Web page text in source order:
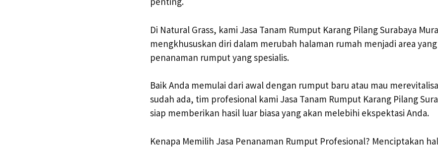
Di Natural Grass, kami Jasa Tanam Rumput Karang Pilang Surabaya
mengkhususkan diri dalam merubah halaman rumah menjadi area
penanaman rumput yang spesialis.
Baik Anda memulai dari awal dengan rumput baru atau mau
sudah ada, tim profesional kami Jasa Tanam Rumput Karang Pilang
siap memberikan hasil luar biasa yang akan melebihi ekspektasi Anda.
Kenapa Memilih Jasa Penanaman Rumput Profesional? Menciptakan